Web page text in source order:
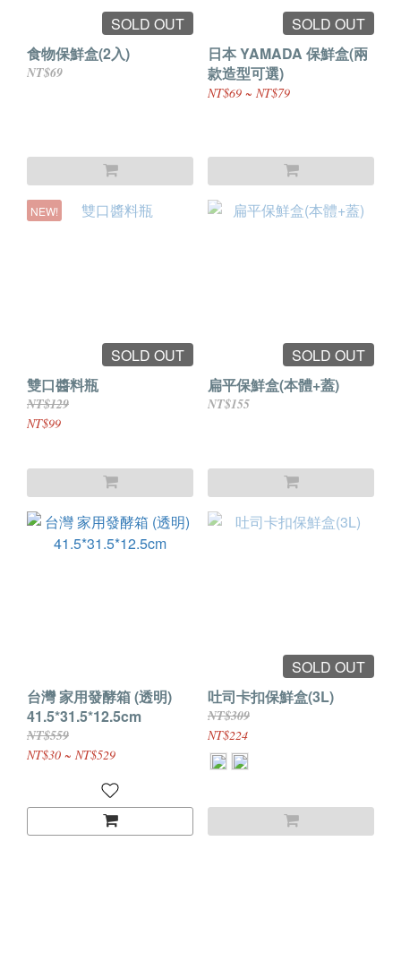
SOLD OUT
食物保鮮盒(2入)
NT$69
SOLD OUT
日本 YAMADA 保鮮盒(兩
款造型可選)
NT$69 ~ NT$79
NEW!
SOLD OUT
雙口醬料瓶
NT$129
NT$99
SOLD OUT
扁平保鮮盒(本體+蓋)
NT$155
台灣 家用發酵箱 (透明)
41.5*31.5*12.5cm
NT$559
NT$30 ~ NT$529
SOLD OUT
吐司卡扣保鮮盒(3L)
NT$309
NT$224